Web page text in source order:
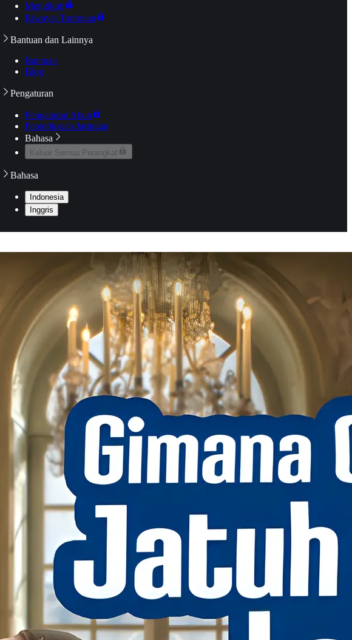
Mengikuti
Riwayat Tontonan
Bantuan dan Lainnya
Bantuan
Blog
Pengaturan
Pengaturan Akun
Pemeriksaan Jaringan
Bahasa
Keluar Semua Perangkat
Bahasa
Indonesia
Inggris